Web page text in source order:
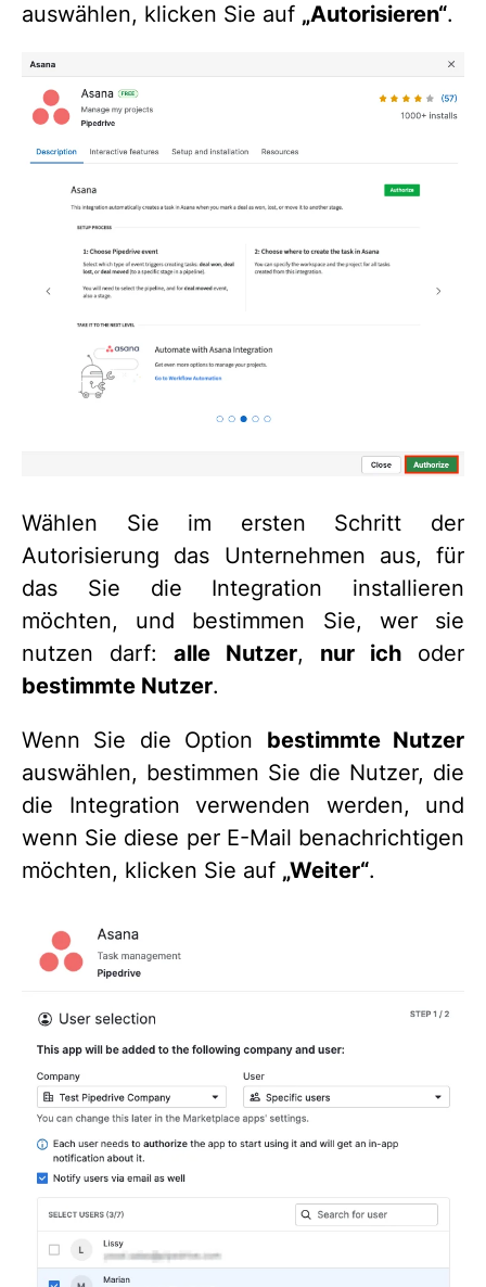
auswählen, klicken Sie auf „Autorisieren“.
Wählen Sie im ersten Schritt der
Autorisierung das Unternehmen aus, für
das Sie die Integration installieren
möchten, und bestimmen Sie, wer sie
nutzen darf: alle Nutzer, nur ich oder
bestimmte Nutzer.
Wenn Sie die Option bestimmte Nutzer
auswählen, bestimmen Sie die Nutzer, die
die Integration verwenden werden, und
wenn Sie diese per E-Mail benachrichtigen
möchten, klicken Sie auf „Weiter“.